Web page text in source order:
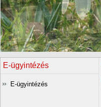
E-ügyintézés
E-ügyintézés